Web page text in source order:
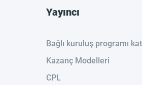
Yayıncı
Bağlı kuruluş programı
Kazanç Modelleri
CPL